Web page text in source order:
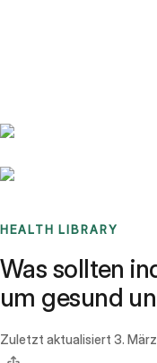
HEALTH LIBRARY
Was sollten
um gesund
Zuletzt aktualisiert 3.